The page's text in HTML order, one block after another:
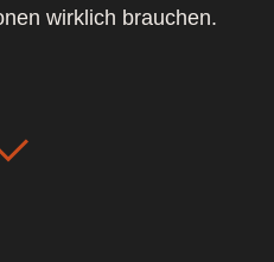
wirklich brauchen.